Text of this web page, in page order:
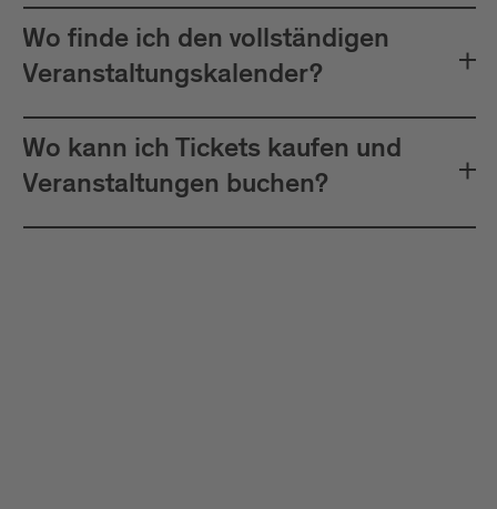
Wo finde ich den vollständigen
Veranstaltungskalender?
Wo kann ich Tickets kaufen und
Veranstaltungen buchen?